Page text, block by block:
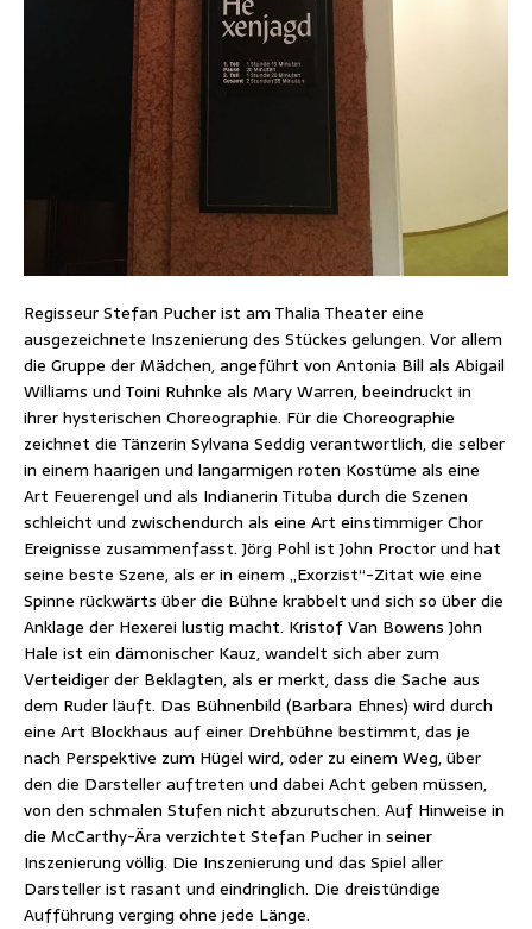
Regisseur Stefan Pucher ist am Thalia Theater eine
ausgezeichnete Inszenierung des Stückes gelungen. Vor allem
die Gruppe der Mädchen, angeführt von Antonia Bill als Abigail
Williams und Toini Ruhnke als Mary Warren, beeindruckt in
ihrer hysterischen Choreographie. Für die Choreographie
zeichnet die Tänzerin Sylvana Seddig verantwortlich, die selber
in einem haarigen und langarmigen roten Kostüme als eine
Art Feuerengel und als Indianerin Tituba durch die Szenen
schleicht und zwischendurch als eine Art einstimmiger Chor
Ereignisse zusammenfasst. Jörg Pohl ist John Proctor und hat
seine beste Szene, als er in einem „Exorzist“-Zitat wie eine
Spinne rückwärts über die Bühne krabbelt und sich so über die
Anklage der Hexerei lustig macht. Kristof Van Bowens John
Hale ist ein dämonischer Kauz, wandelt sich aber zum
Verteidiger der Beklagten, als er merkt, dass die Sache aus
dem Ruder läuft. Das Bühnenbild (Barbara Ehnes) wird durch
eine Art Blockhaus auf einer Drehbühne bestimmt, das je
nach Perspektive zum Hügel wird, oder zu einem Weg, über
den die Darsteller auftreten und dabei Acht geben müssen,
von den schmalen Stufen nicht abzurutschen. Auf Hinweise in
die McCarthy-Ära verzichtet Stefan Pucher in seiner
Inszenierung völlig. Die Inszenierung und das Spiel aller
Darsteller ist rasant und eindringlich. Die dreistündige
Aufführung verging ohne jede Länge.